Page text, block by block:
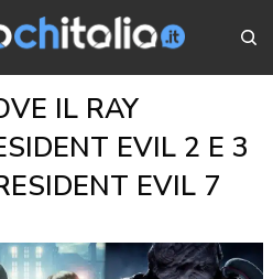
IL RAY
EVIL 2 E 3
EVIL 7